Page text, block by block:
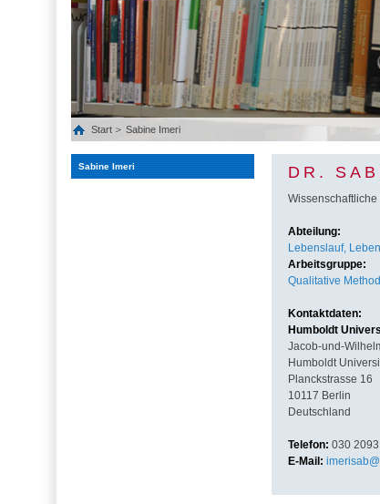
Start Sabine Imeri
Sabine Imeri DR.
Abteilung:
Lebenslauf,
Arbeitsgruppe:
Qualitative
Kontaktdaten:
Humboldt
Jacob-und-
Humboldt
Planckstrasse 16
10117 Berlin
Deutschland
Telefon: 030
E-Mail: